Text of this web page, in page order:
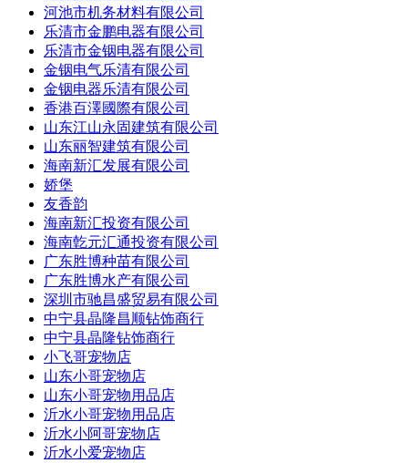
河池市机务材料有限公司
乐清市金鹏电器有限公司
乐清市金铟电器有限公司
金铟电气乐清有限公司
金铟电器乐清有限公司
香港百澤國際有限公司
山东江山永固建筑有限公司
山东丽智建筑有限公司
海南新汇发展有限公司
娇堡
友香韵
海南新汇投资有限公司
海南亁元汇通投资有限公司
广东胜博种苗有限公司
广东胜博水产有限公司
深圳市驰昌盛贸易有限公司
中宁县晶隆昌顺钻饰商行
中宁县晶隆钻饰商行
小飞哥宠物店
山东小哥宠物店
山东小哥宠物用品店
沂水小哥宠物用品店
沂水小阿哥宠物店
沂水小爱宠物店